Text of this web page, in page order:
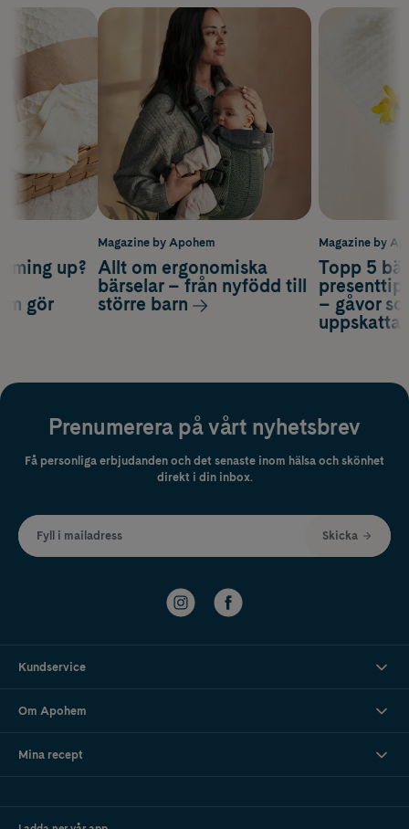
Magazine by
Topp 5
– gåvor
up?
gör
Magazine by Apohem
Allt om ergonomiska
bärselar – från nyfödd till
större barn
Prenumerera på vårt nyhetsbrev
Få personliga erbjudanden och det senaste inom hälsa och skönhet
direkt i din inbox.
Fyll i mailadress Skicka
Kundservice
Om Apohem
Mina recept